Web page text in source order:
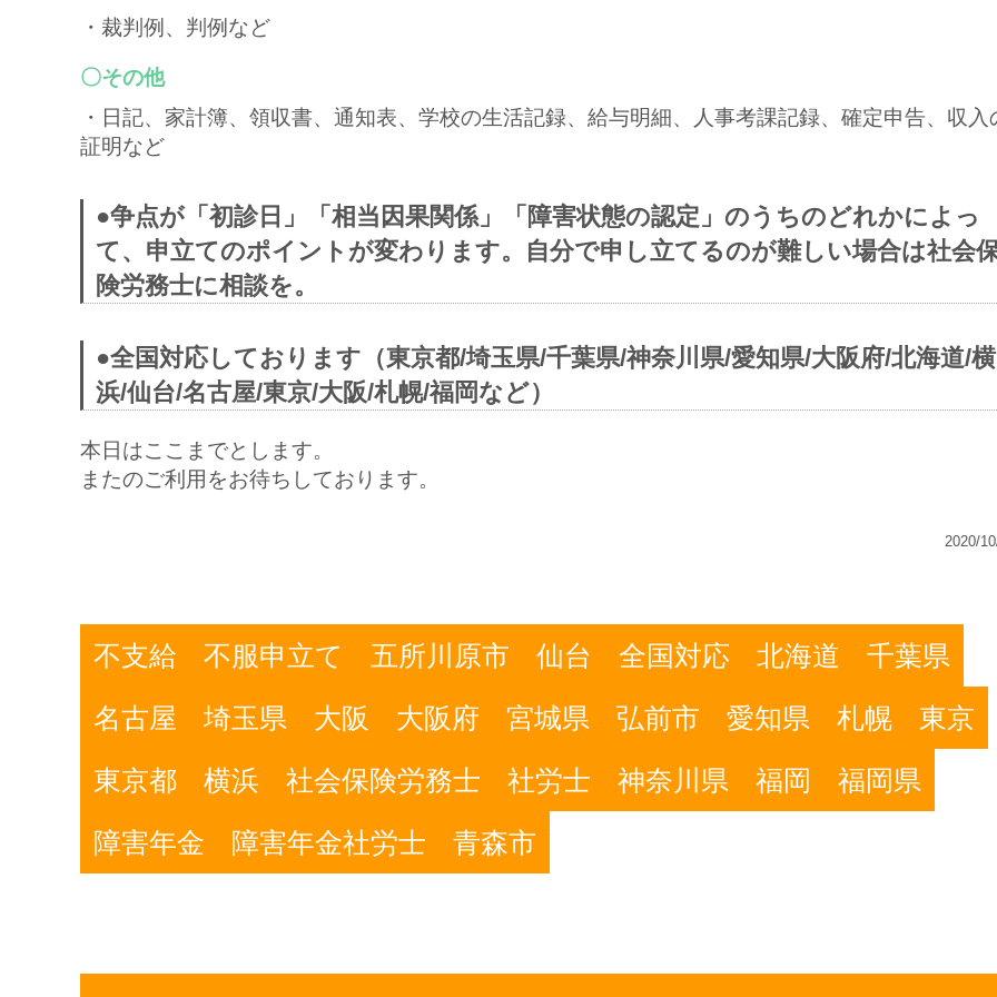
・裁判例、判例など
〇その他
・日記、家計簿、領収書、通知表、学校の生活記録、給与明細、人事考課記録、確定申告、収入
証明など
●争点が「初診日」「相当因果関係」「障害状態の認定」のうちのどれかによっ
て、申立てのポイントが変わります。自分で申し立てるのが難しい場合は社会
険労務士に相談を。
●全国対応しております（東京都/埼玉県/千葉県/神奈川県/愛知県/大阪府/北海道/横
浜/仙台/名古屋/東京/大阪/札幌/福岡など）
本日はここまでとします。
またのご利用をお待ちしております。
2020/
不支給 不服申立て 五所川原市 仙台 全国対応 北海道
千葉県
名古屋
埼玉県 大阪 大阪府 宮城県 弘前市 愛知県 札幌
東京
東京都
横浜 社会保険労務士 社労士 神奈川県 福岡
福岡県
障害年金
障害年金社労士 青森市